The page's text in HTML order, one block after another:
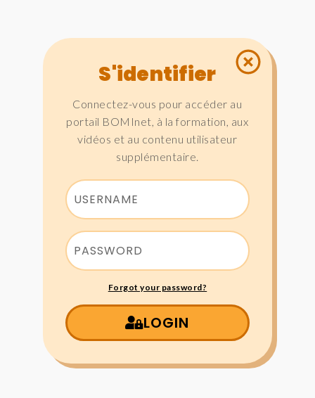
S'identifier
Connectez-vous pour accéder au
portail BOMInet, à la formation, aux
vidéos et au contenu utilisateur
supplémentaire.
Forgot your password?
LOGIN